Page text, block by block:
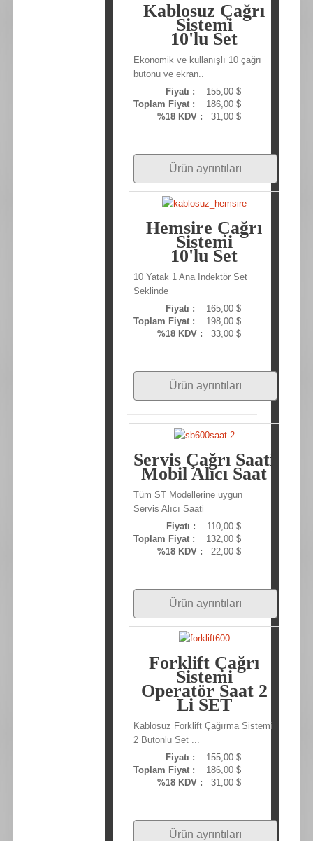
Kablosuz Çağrı
Sistemi
10'lu Set
Ekonomik ve kullanışlı 10 çağrı
butonu ve ekran..
Fiyatı :
155,00 $
Toplam Fiyat :
186,00 $
%18 KDV :
31,00 $
Ürün ayrıntıları
Hemsire Çağrı
Sistemi
10'lu Set
10 Yatak 1 Ana Indektör Set
Seklinde
Fiyatı :
165,00 $
Toplam Fiyat :
198,00 $
%18 KDV :
33,00 $
Ürün ayrıntıları
Servis Çağrı Saati
Mobil Alıcı Saat
Tüm ST Modellerine uygun
Servis Alıcı Saati
Fiyatı :
110,00 $
Toplam Fiyat :
132,00 $
%18 KDV :
22,00 $
Ürün ayrıntıları
Forklift Çağrı
Sistemi
Operatör Saat 2
Li SET
Kablosuz Forklift Çağırma Sistemi
2 Butonlu Set ...
Fiyatı :
155,00 $
Toplam Fiyat :
186,00 $
%18 KDV :
31,00 $
Ürün ayrıntıları